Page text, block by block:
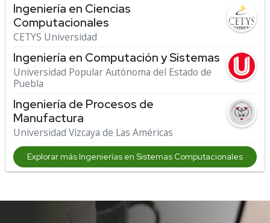
Ingeniería en Ciencias
Computacionales
CETYS Universidad
Ingeniería en Computación y Sistemas
Universidad Popular Autónoma del Estado de
Puebla
Ingeniería de Procesos de
Manufactura
Universidad Vizcaya de Las Américas
Explorar más Ingenierías en Sistemas Computacionales